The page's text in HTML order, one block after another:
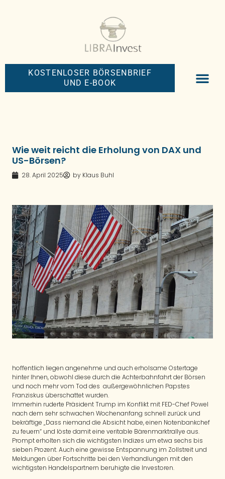
KOSTENLOSER BÖRSENBRIEF
UND E-BOOK
Wie weit reicht die Erholung von DAX und
US-Börsen?
28. April 2025 by Klaus Buhl
hoffentlich liegen angenehme und auch erholsame Ostertage
hinter Ihnen, obwohl diese durch die Achterbahnfahrt der Börsen
und noch mehr vom Tod des außergewöhnlichen Papstes
Franziskus überschattet wurden.
Immerhin ruderte Präsident Trump im Konflikt mit FED-Chef Powel
nach dem sehr schwachen Wochenanfang schnell zurück und
bekräftige „Dass niemand die Absicht habe, einen Notenbankchef
zu feuern“ und löste damit eine veritable Bärenmarktrallye aus.
Prompt erholten sich die wichtigsten Indizes um etwa sechs bis
sieben Prozent. Auch eine gewisse Entspannung im Zollstreit und
Meldungen über Fortschritte bei den Verhandlungen mit den
wichtigsten Handelspartnern beruhigte die Investoren.